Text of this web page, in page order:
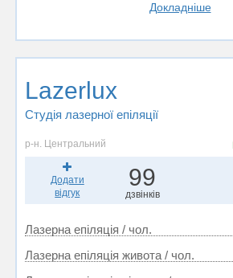
Докладніше
Lazerlux
Студія лазерної епіляції
р-н. Центральний
Додати
відгук
99
дзвінків
Лазерна епіляція / чол.
Лазерна епіляція живота / чол.